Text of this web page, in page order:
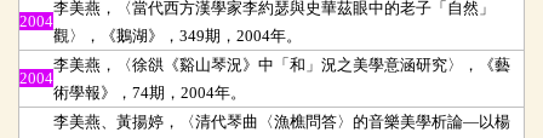
2004
李美燕，〈當代西方漢學家李約瑟與史華茲眼中的老子「自然」
觀〉，《鵝湖》，349期，2004年。
2004
李美燕，〈徐谼《谿山琴況》中「和」況之美學意涵研究〉，《藝
術學報》，74期，2004年。
李美燕、黃揚婷，〈清代琴曲〈漁樵問答〉的音樂美學析論—以楊